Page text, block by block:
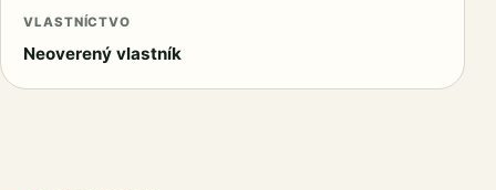
VLASTNÍCTVO
Neoverený vlastník